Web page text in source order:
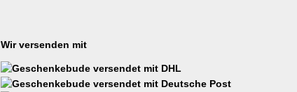
Wir versenden mit